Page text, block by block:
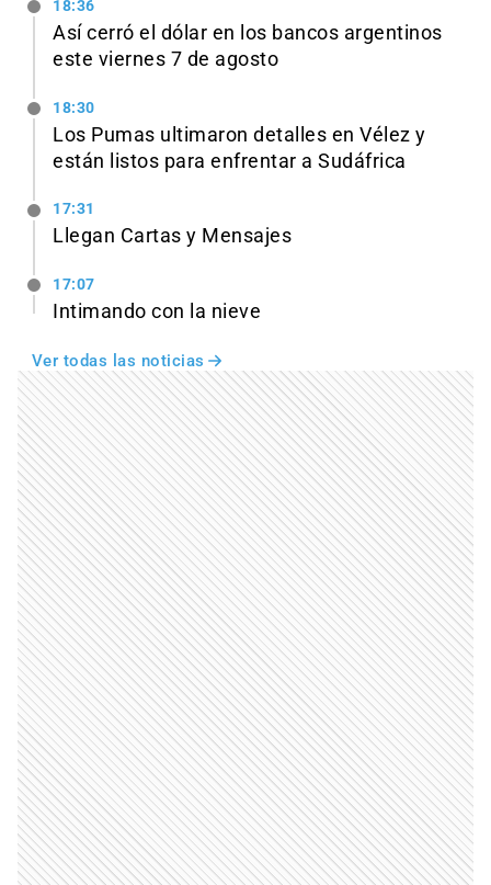
18:36
Así cerró el dólar en los bancos argentinos
este viernes 7 de agosto
18:30
Los Pumas ultimaron detalles en Vélez y
están listos para enfrentar a Sudáfrica
17:31
Llegan Cartas y Mensajes
17:07
Intimando con la nieve
Ver todas las noticias